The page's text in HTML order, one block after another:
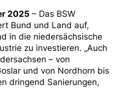
2025 – Das BSW
Bund und Land auf,
in die niedersächsische
zu investieren. „Auch
– von
und von Nordhorn bis
dringend Sanierungen,